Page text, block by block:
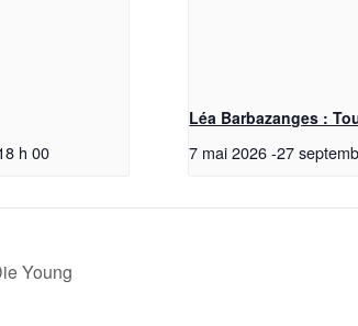
h 00
Léa Barbazanges :
7 mai 2026 -27
Young